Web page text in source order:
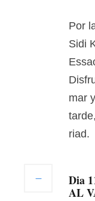
Por
Sidi
mar
riad.
Dia
AL